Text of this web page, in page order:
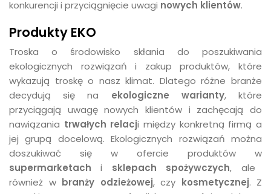
konkurencji i przyciągnięcie uwagi nowych klientów.
Produkty EKO
Troska o środowisko skłania do poszukiwania
ekologicznych rozwiązań i zakup produktów, które
wykazują troskę o nasz klimat. Dlatego różne branże
decydują się na ekologiczne warianty, które
przyciągają uwagę nowych klientów i zachęcają do
nawiązania trwałych relacji między konkretną firmą a
jej grupą docelową. Ekologicznych rozwiązań można
doszukiwać się w ofercie produktów w
supermarketach i sklepach spożywczych, ale
również w branży odzieżowej, czy kosmetycznej. Z